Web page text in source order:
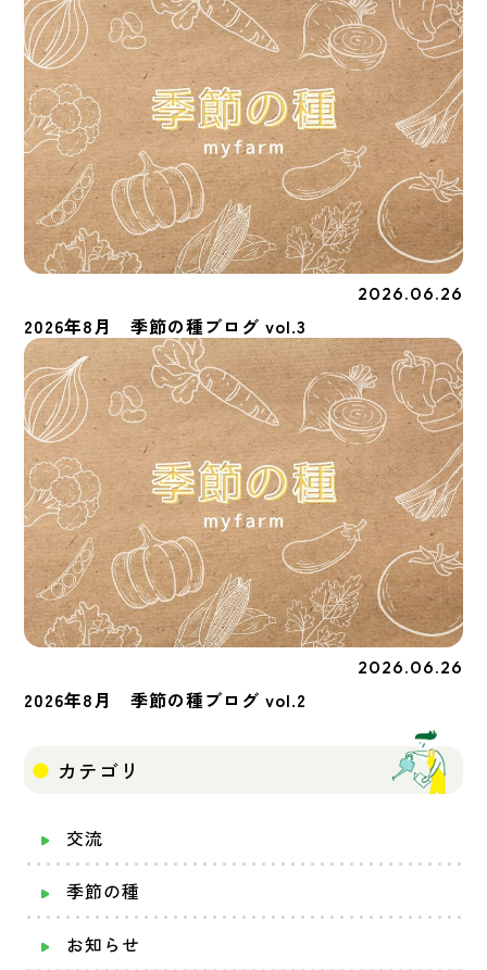
2026.06.26
2026年8月 季節の種ブログ vol.3
2026.06.26
2026年8月 季節の種ブログ vol.2
カテゴリ
交流
季節の種
お知らせ